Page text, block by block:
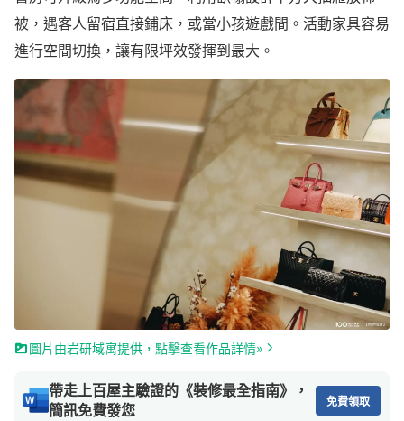
被，遇客人留宿直接鋪床，或當小孩遊戲間。活動家具容易
進行空間切換，讓有限坪效發揮到最大。
圖片由岩研域寓提供，點擊查看作品詳情»
帶走上百屋主驗證的《裝修最全指南》，
簡訊免費發您
免費領取